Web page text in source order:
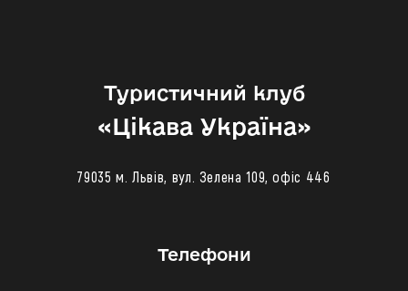
Туристичний клуб
«‎Цікава Україна»
79035 м. Львів, вул. Зелена 109, офіс 446
Телефони